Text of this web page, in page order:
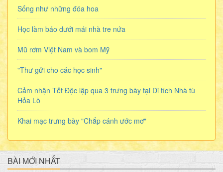
Sống như những đóa hoa
Học làm báo dưới mái nhà tre nứa
Mũ rơm Việt Nam và bom Mỹ
"Thư gửi cho các học sinh"
Cảm nhận Tết Độc lập qua 3 trưng bày tại Di tích Nhà tù
Hỏa Lò
Khai mạc trưng bày "Chắp cánh ước mơ"
BÀI MỚI NHẤT